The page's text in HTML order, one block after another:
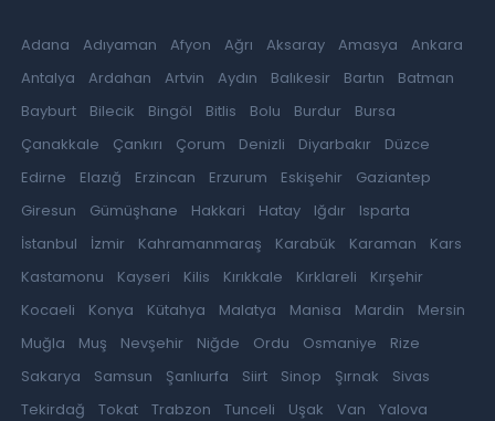
Adana Adıyaman Afyon Ağrı Aksaray Amasya
Ankara
Antalya
Ardahan Artvin Aydın Balıkesir Bartın
Batman
Bayburt
Bilecik Bingöl Bitlis Bolu Burdur
Bursa
Çanakkale
Çankırı Çorum Denizli Diyarbakır
Düzce
Edirne
Elazığ Erzincan Erzurum Eskişehir
Gaziantep
Giresun
Gümüşhane Hakkari Hatay Iğdır
Isparta
İstanbul
İzmir Kahramanmaraş Karabük Karaman
Kars
Kastamonu
Kayseri Kilis Kırıkkale Kırklareli
Kırşehir
Kocaeli
Konya Kütahya Malatya Manisa Mardin
Mersin
Muğla
Muş Nevşehir Niğde Ordu Osmaniye
Rize
Sakarya
Samsun Şanlıurfa Siirt Sinop Şırnak
Sivas
Tekirdağ
Tokat Trabzon Tunceli Uşak Van
Yalova